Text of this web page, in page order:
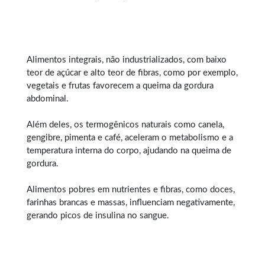
Alimentos integrais, não industrializados, com baixo
teor de açúcar e alto teor de fibras, como por exemplo,
vegetais e frutas favorecem a queima da gordura
abdominal.
Além deles, os termogênicos naturais como canela,
gengibre, pimenta e café, aceleram o metabolismo e a
temperatura interna do corpo, ajudando na queima de
gordura.
Alimentos pobres em nutrientes e fibras, como doces,
farinhas brancas e massas, influenciam negativamente,
gerando picos de insulina no sangue.